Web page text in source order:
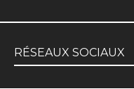
RÉSEAUX SOCIAUX